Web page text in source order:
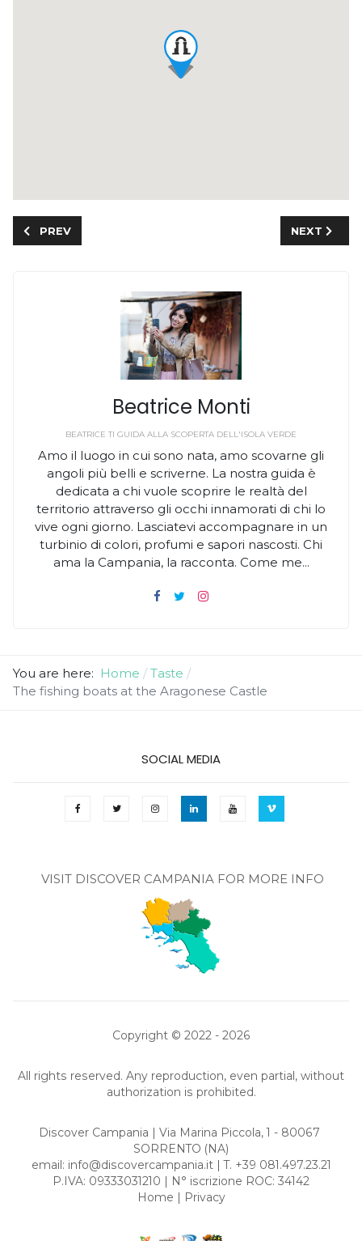
PREVIOUS ARTICLE: AT THE SEASONS LOUNGE BAR,
PREV NEXT
NEXT
Beatrice Monti
BEATRICE TI GUIDA ALLA SCOPERTA DELL'ISOLA VERDE
Amo il luogo in cui sono nata, amo scovarne gli
angoli più belli e scriverne. La nostra guida è
dedicata a chi vuole scoprire le realtà del
territorio attraverso gli occhi innamorati di chi lo
vive ogni giorno. Lasciatevi accompagnare in un
turbinio di colori, profumi e sapori nascosti. Chi
ama la Campania, la racconta. Come me...
You are here: Home
Taste
The fishing boats at the Aragonese Castle
SOCIAL MEDIA
VISIT DISCOVER CAMPANIA FOR MORE INFO
Copyright © 2022 - 2026
All rights reserved. Any reproduction, even partial, without
authorization is prohibited.
Discover Campania | Via Marina Piccola, 1 - 80067
SORRENTO (NA)
email: info@discovercampania.it| T. +39 081.497.23.21
P.IVA: 09333031210 | N° iscrizione ROC: 34142
Home | Privacy